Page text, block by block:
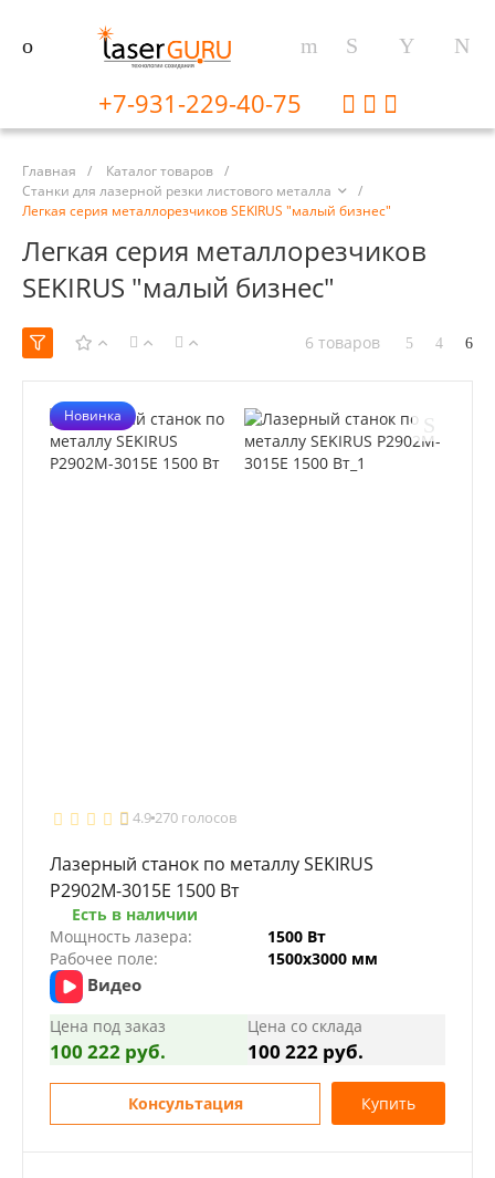
+7-931-229-40-75
Главная / Каталог товаров /
Станки для лазерной резки листового металла
/
Легкая серия металлорезчиков SEKIRUS "малый бизнес"
Легкая серия металлорезчиков
SEKIRUS "малый бизнес"
6 товаров
Новинка
4.9270 голосов
Лазерный станок по металлу SEKIRUS
P2902M-3015E 1500 Вт
Есть в наличии
Мощность лазера:
1500 Вт
Рабочее поле:
1500х3000 мм
Видео
Цена под заказ
100 222 руб.
Цена со склада
100 222 руб.
Консультация Купить